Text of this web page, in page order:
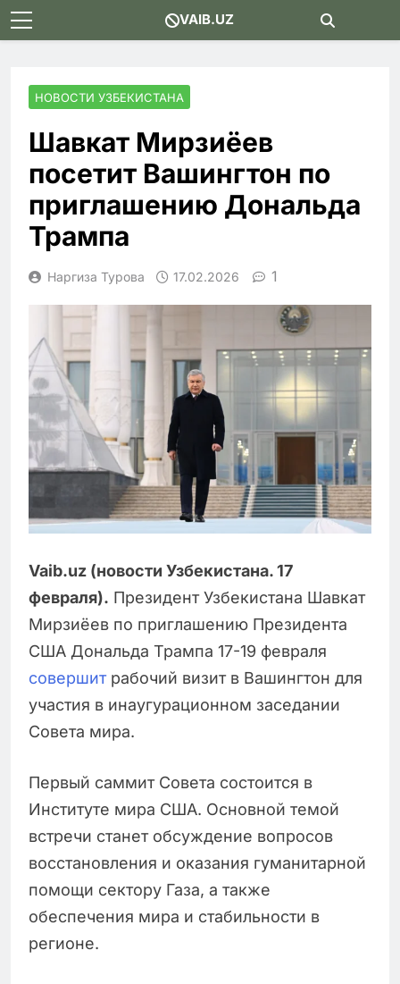
Skip
to
VAIB.UZ
НОВОСТИ УЗБЕКИСТАНА
Шавкат Мирзиёев
посетит Вашингтон по
приглашению Дональда
Трампа
Наргиза Турова 17.02.2026 1
Vaib.uz (новости Узбекистана. 17
февраля). Президент Узбекистана Шавкат
Мирзиёев по приглашению Президента
США Дональда Трампа 17-19 февраля
совершитрабочий визит в Вашингтон для
участия в инаугурационном заседании
Совета мира.
Первый саммит Совета состоится в
Институте мира США. Основной темой
встречи станет обсуждение вопросов
восстановления и оказания гуманитарной
помощи сектору Газа, а также
обеспечения мира и стабильности в
регионе.